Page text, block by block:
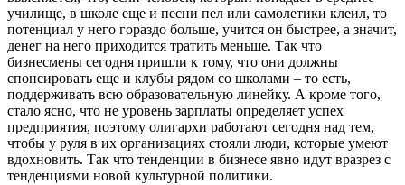
училище, в школе еще и песни пел или самолетики клеил, то
потенциал у него гораздо больше, учится он быстрее, а значит,
денег на него приходится тратить меньше. Так что
бизнесмены сегодня пришли к тому, что они должны
спонсировать еще и клубы рядом со школами – то есть,
поддерживать всю образовательную линейку. А кроме того,
стало ясно, что не уровень зарплаты определяет успех
предприятия, поэтому олигархи работают сегодня над тем,
чтобы у руля в их организациях стояли люди, которые умеют
вдохновить. Так что тенденции в бизнесе явно идут вразрез с
тенденциями новой культурной политики.